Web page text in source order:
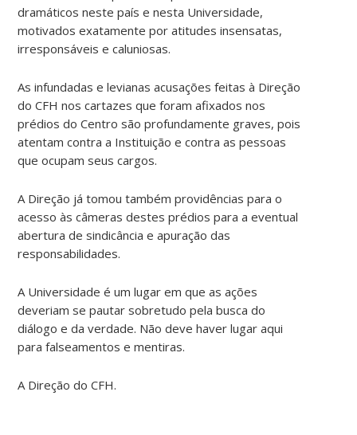
dramáticos neste país e nesta Universidade,
motivados exatamente por atitudes insensatas,
irresponsáveis e caluniosas.
As infundadas e levianas acusações feitas à Direção
do CFH nos cartazes que foram afixados nos
prédios do Centro são profundamente graves, pois
atentam contra a Instituição e contra as pessoas
que ocupam seus cargos.
A Direção já tomou também providências para o
acesso às câmeras destes prédios para a eventual
abertura de sindicância e apuração das
responsabilidades.
A Universidade é um lugar em que as ações
deveriam se pautar sobretudo pela busca do
diálogo e da verdade. Não deve haver lugar aqui
para falseamentos e mentiras.
A Direção do CFH.